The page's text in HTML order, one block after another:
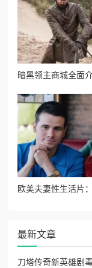
最新文章
刀塔传奇新英雄剧